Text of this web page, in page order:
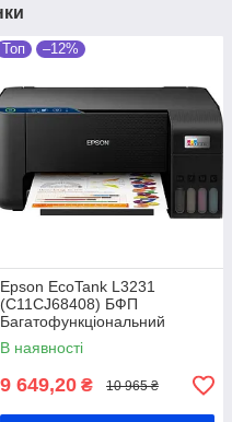
Топ –12%
Epson EcoTank L3231
(C11CJ68408) БФП
Багатофункціональний
пристрій
В наявності
9 649,20 ₴ 10 965 ₴